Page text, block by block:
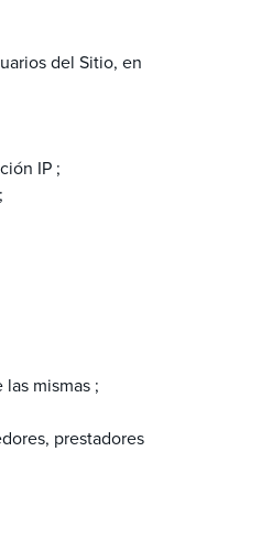
del Sitio, en
IP ;
mismas ;
prestadores